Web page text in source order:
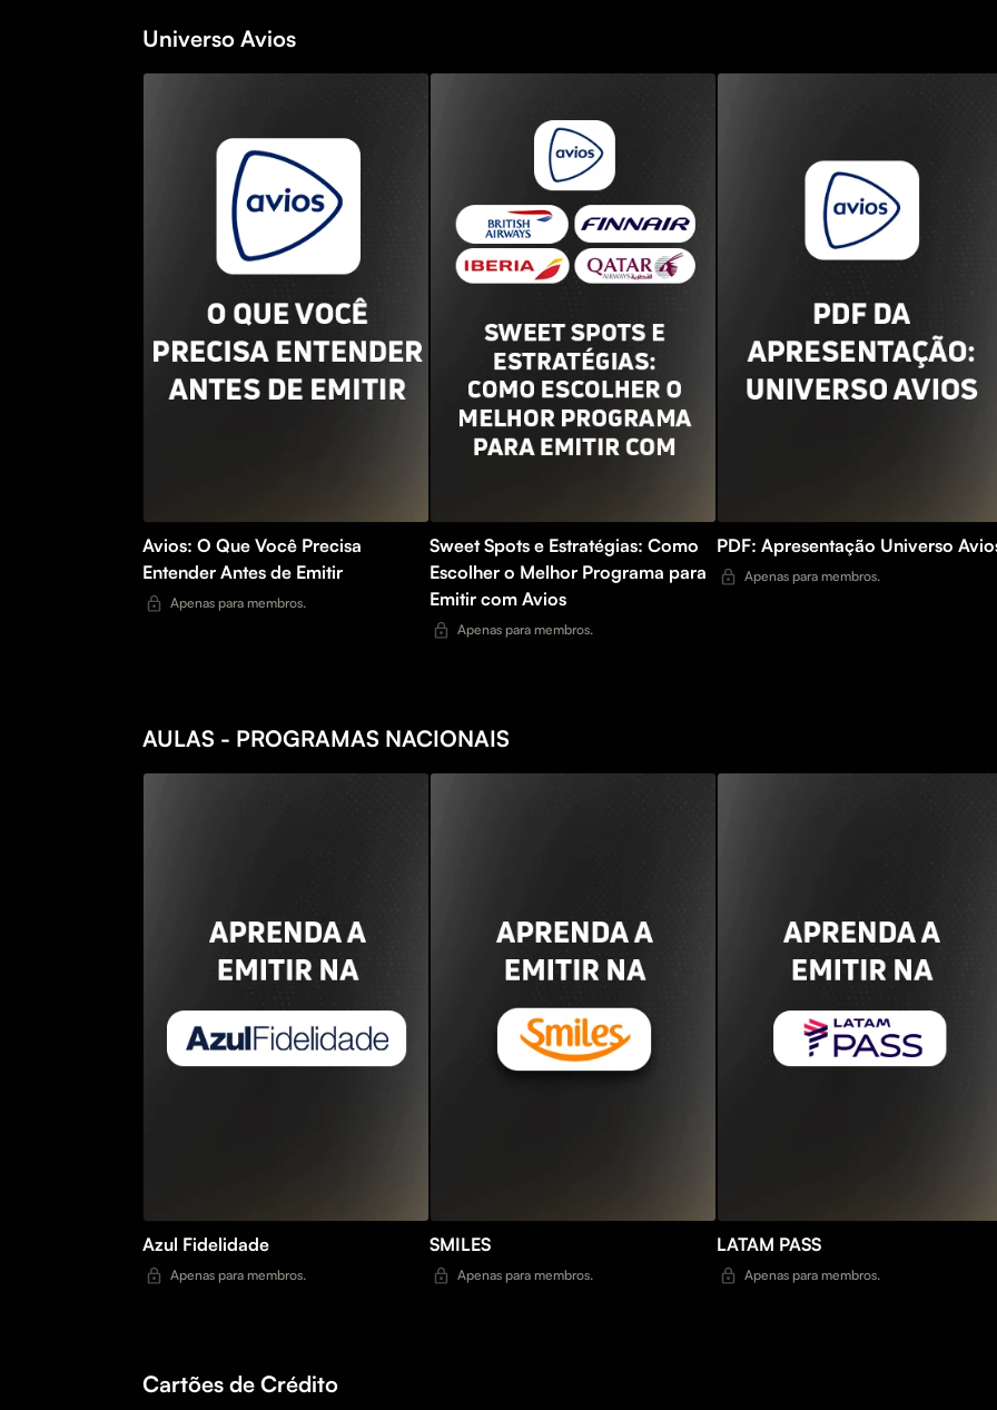
Universo Avios
Avios: O Que Você Precisa
Entender Antes de Emitir
Apenas para membros.
Sweet Spots e Estratégias: Como
Escolher o Melhor Programa para
Emitir com Avios
Apenas para membros.
PDF: Apresentação Universo
Apenas para membros.
AULAS - PROGRAMAS NACIONAIS
Azul Fidelidade
Apenas para membros.
SMILES
Apenas para membros.
LATAM PASS
Apenas para membros.
Cartões de Crédito